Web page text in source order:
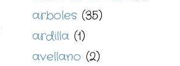
arboles (35)
ardilla (1)
avellano (2)